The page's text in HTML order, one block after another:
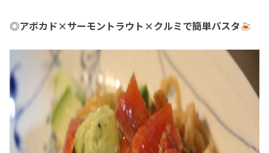
◎アボカド×サーモントラウト×クルミで簡単パスタ